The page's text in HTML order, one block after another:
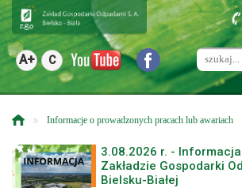
A+ C
» Informacje o prowadzonych pracach lub awariach
3.08.2026 r. -
Zakładzie Gospodarki
Bielsku-Białej